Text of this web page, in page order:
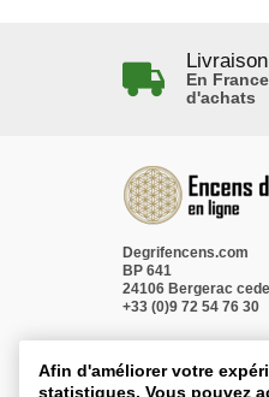
En
d'achats
Degrifencens.com
BP 641
24106 Bergerac
+33 (0)9 72 54 76 30
Afin d'améliorer votre
statistiques. Vous pouvez